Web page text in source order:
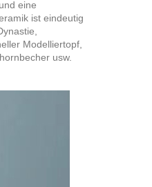
eine
ist eindeutig
Modelliertopf,
usw.